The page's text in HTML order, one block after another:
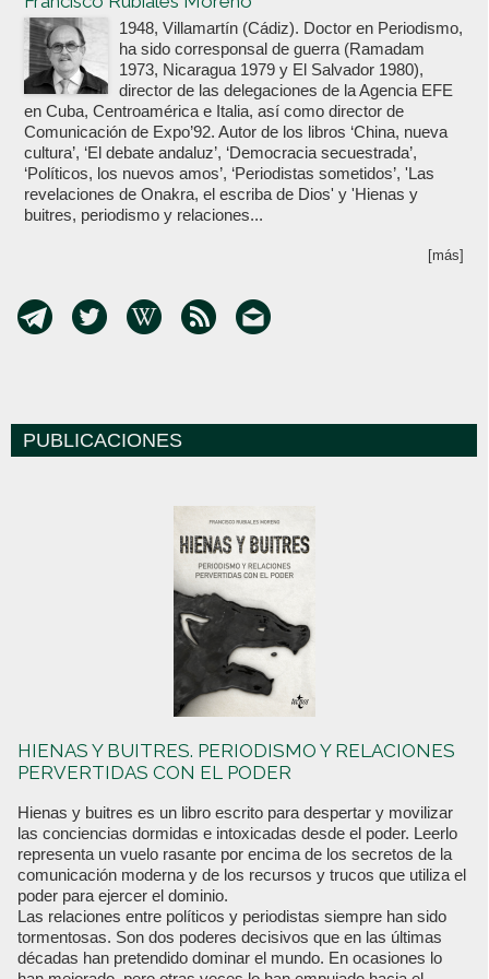
1948, Villamartín (Cádiz). Doctor en Periodismo,
ha sido corresponsal de guerra (Ramadam
1973, Nicaragua 1979 y El Salvador 1980),
director de las delegaciones de la Agencia EFE
en Cuba, Centroamérica e Italia, así como director de
Comunicación de Expo’92. Autor de los libros ‘China, nueva
cultura’, ‘El debate andaluz’, ‘Democracia secuestrada’,
‘Políticos, los nuevos amos’, ‘Periodistas sometidos’, 'Las
revelaciones de Onakra, el escriba de Dios' y 'Hienas y
buitres, periodismo y relaciones...
[más]
PUBLICACIONES
HIENAS Y BUITRES. PERIODISMO Y RELACIONES
PERVERTIDAS CON EL PODER
Hienas y buitres es un libro escrito para despertar y movilizar
las conciencias dormidas e intoxicadas desde el poder. Leerlo
representa un vuelo rasante por encima de los secretos de la
comunicación moderna y de los recursos y trucos que utiliza el
poder para ejercer el dominio.
Las relaciones entre políticos y periodistas siempre han sido
tormentosas. Son dos poderes decisivos que en las últimas
décadas han pretendido dominar el mundo. En ocasiones lo